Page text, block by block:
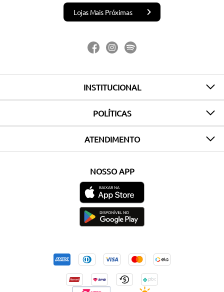
Lojas Mais Próximas
INSTITUCIONAL
POLÍTICAS
ATENDIMENTO
NOSSO APP